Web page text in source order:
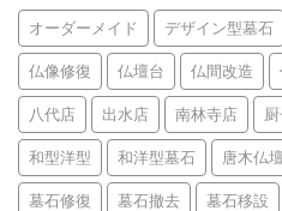
オーダーメイド デザイン型墓石
仏像修復 仏壇台 仏間改造
八代店 出水店 南林寺店
和型洋型 和洋型墓石 唐木仏壇
墓石修復 墓石撤去 墓石移設